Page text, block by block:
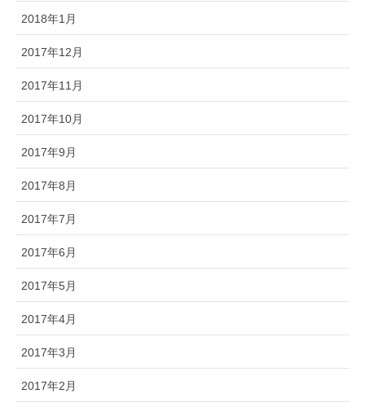
2018年1月
2017年12月
2017年11月
2017年10月
2017年9月
2017年8月
2017年7月
2017年6月
2017年5月
2017年4月
2017年3月
2017年2月